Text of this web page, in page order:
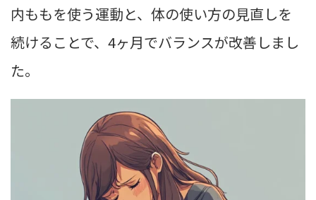
内ももを使う運動と、体の使い方の見直しを
続けることで、4ヶ月でバランスが改善しまし
た。